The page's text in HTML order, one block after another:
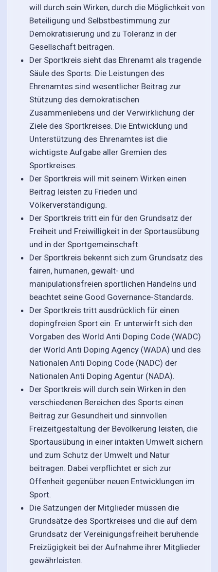
will durch sein Wirken, durch die Möglichkeit von
Beteiligung und Selbstbestimmung zur
Demokratisierung und zu Toleranz in der
Gesellschaft beitragen.
Der Sportkreis sieht das Ehrenamt als tragende
Säule des Sports. Die Leistungen des
Ehrenamtes sind wesentlicher Beitrag zur
Stützung des demokratischen
Zusammenlebens und der Verwirklichung der
Ziele des Sportkreises. Die Entwicklung und
Unterstützung des Ehrenamtes ist die
wichtigste Aufgabe aller Gremien des
Sportkreises.
Der Sportkreis will mit seinem Wirken einen
Beitrag leisten zu Frieden und
Völkerverständigung.
Der Sportkreis tritt ein für den Grundsatz der
Freiheit und Freiwilligkeit in der Sportausübung
und in der Sportgemeinschaft.
Der Sportkreis bekennt sich zum Grundsatz des
fairen, humanen, gewalt- und
manipulationsfreien sportlichen Handelns und
beachtet seine Good Governance-Standards.
Der Sportkreis tritt ausdrücklich für einen
dopingfreien Sport ein. Er unterwirft sich den
Vorgaben des World Anti Doping Code (WADC)
der World Anti Doping Agency (WADA) und des
Nationalen Anti Doping Code (NADC) der
Nationalen Anti Doping Agentur (NADA).
Der Sportkreis will durch sein Wirken in den
verschiedenen Bereichen des Sports einen
Beitrag zur Gesundheit und sinnvollen
Freizeitgestaltung der Bevölkerung leisten, die
Sportausübung in einer intakten Umwelt sichern
und zum Schutz der Umwelt und Natur
beitragen. Dabei verpflichtet er sich zur
Offenheit gegenüber neuen Entwicklungen im
Sport.
Die Satzungen der Mitglieder müssen die
Grundsätze des Sportkreises und die auf dem
Grundsatz der Vereinigungsfreiheit beruhende
Freizügigkeit bei der Aufnahme ihrer Mitglieder
gewährleisten.